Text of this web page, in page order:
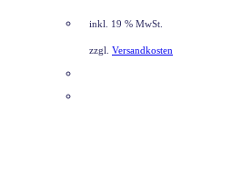
inkl. 19 % MwSt.
zzgl. Versandkosten